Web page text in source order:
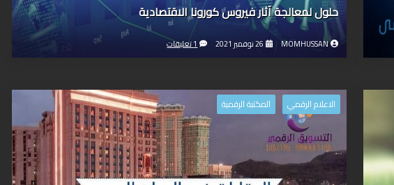
حلول لمعالجة آثار فيروس كورونا الاقتصادية
MOMHUSSAN 26 نوفمبر 2021 1 تعليقات
الاعلام الرقمي المكتبة الرقمية